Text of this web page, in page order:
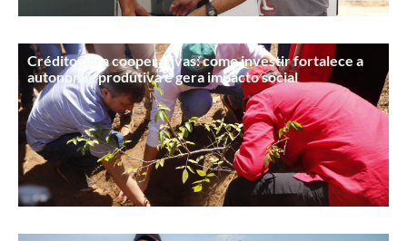
Crédito para cooperativas: como investir fortalece a
autonomia produtiva e gera impacto social